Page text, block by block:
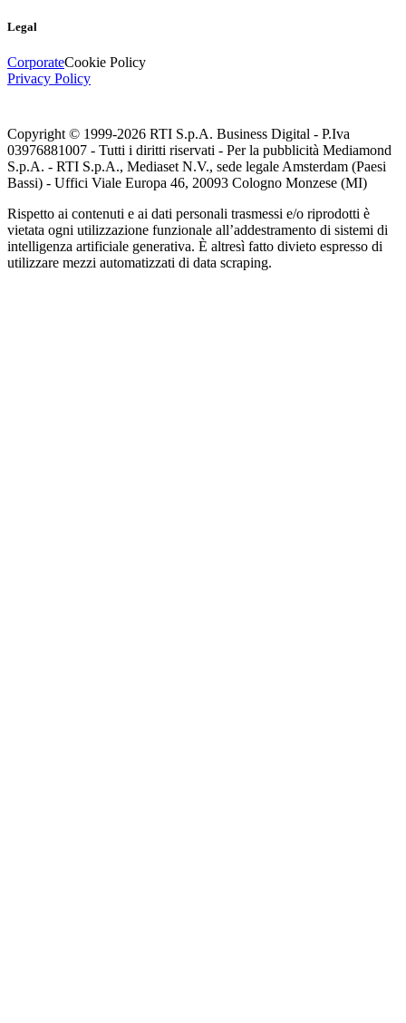
Legal
CorporateCookie Policy
Privacy Policy
Copyright © 1999-2026 RTI S.p.A. Business Digital - P.Iva
03976881007 - Tutti i diritti riservati - Per la pubblicità Mediamond
S.p.A. - RTI S.p.A., Mediaset N.V., sede legale Amsterdam (Paesi
Bassi) - Uffici Viale Europa 46, 20093 Cologno Monzese (MI)
Rispetto ai contenuti e ai dati personali trasmessi e/o riprodotti è
vietata ogni utilizzazione funzionale all’addestramento di sistemi di
intelligenza artificiale generativa. È altresì fatto divieto espresso di
utilizzare mezzi automatizzati di data scraping.